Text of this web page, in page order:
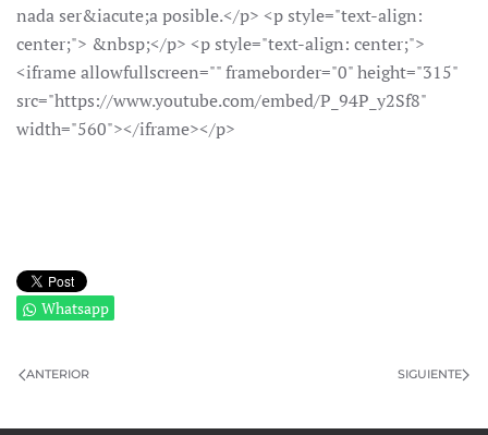
nada ser&iacute;a posible.</p> <p style="text-align:
center;"> &nbsp;</p> <p style="text-align: center;">
<iframe allowfullscreen="" frameborder="0" height="315"
src="https://www.youtube.com/embed/P_94P_y2Sf8"
width="560"></iframe></p>
Whatsapp
ANTERIOR SIGUIENTE